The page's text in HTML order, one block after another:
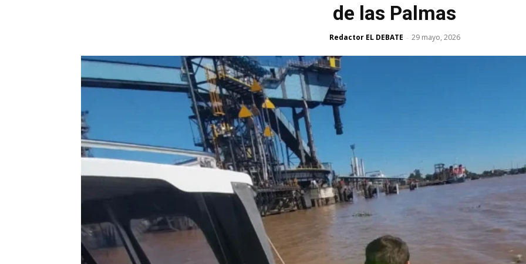
de las Palmas
Redactor EL DEBATE - 29 mayo, 2026